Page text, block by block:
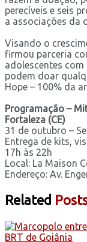
perecíveis e seis
a associações da
Visando o
firmou parceria
adolescentes
podem doar
Hope – 100% da
Programação –
Fortaleza (CE)
31 de outubro –
Entrega de kits,
17h às 22h
Local: La Maison
Endereço: Av.
Related